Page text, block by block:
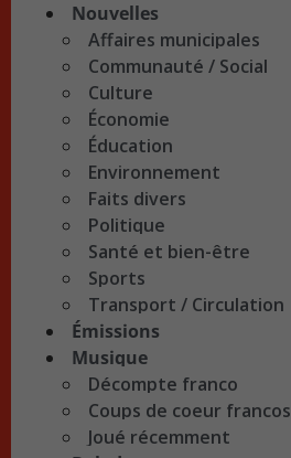
Nouvelles
Affaires municipales
Communauté / Social
Culture
Économie
Éducation
Environnement
Faits divers
Politique
Santé et bien-être
Sports
Transport / Circulation
Émissions
Musique
Décompte franco
Coups de coeur francos
Joué récemment